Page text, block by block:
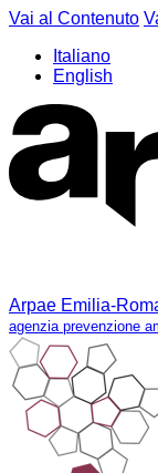
Vai al Contenuto
Italiano
English
Arpae Emilia-
agenzia prevenzione